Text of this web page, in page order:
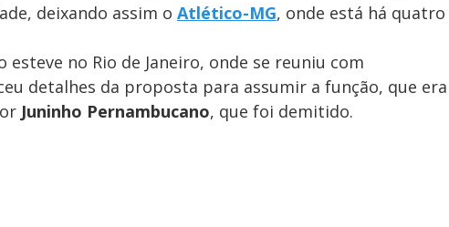
deixando assim o Atlético-MG, onde está há quatro
esteve no Rio de Janeiro, onde se reuniu com
detalhes da proposta para assumir a função, que era
Juninho Pernambucano, que foi demitido.